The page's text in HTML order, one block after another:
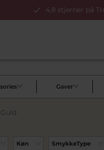
4,8 stjerner på
Gaver
Guld
Køn SmykkeType